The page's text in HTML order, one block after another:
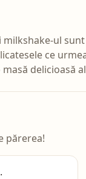
ul
ce
delicioasă
părerea!